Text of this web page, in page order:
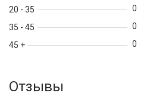
20 - 35
35 - 45
45 +
0
0
0
Отзывы